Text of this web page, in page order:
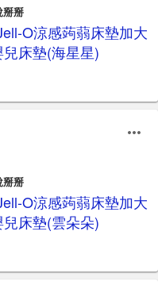
掰
O涼感蒟蒻床墊加大
床墊(海星星)
掰
O涼感蒟蒻床墊加大
床墊(雲朵朵)